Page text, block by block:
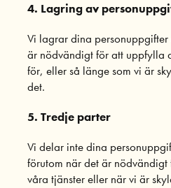
4. Lagring av
Vi lagrar dina
är nödvändigt för att uppfylla
för, eller så länge som vi är
det.
5. Tredje parter
Vi delar inte dina
förutom när det är
våra tjänster eller när vi är